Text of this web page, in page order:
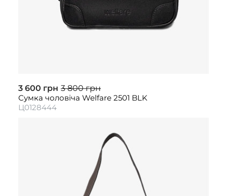
3 600 грн 3 800 грн
Сумка чоловіча Welfare 2501 BLK
Ц0128444